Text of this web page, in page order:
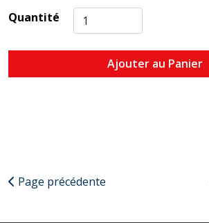
Quantité
Ajouter au Panier
Page précédente